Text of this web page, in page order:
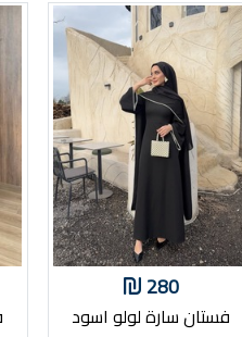
280
فستان سارة لولو اسود